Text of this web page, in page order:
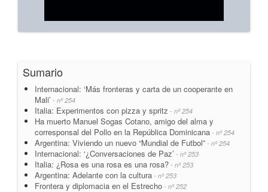
Sumario
Internacional: ‘Más fronteras y carta de un cooperante en
Mali’ - nº 254
Italia: Experimentos con pizza y spritz - nº 254
Ha muerto Manuel Sogas Cotano, amigo del alma y
corresponsal del Pollo en la República Dominicana - nº 254
Argentina: Viviendo un nuevo “Mundial de Futbol” - nº 254
Internacional: ‘¿Conversaciones de Paz’ - nº 253
Italia: ¿Rosa es una rosa es una rosa? - nº 253
Argentina: Adelante con la cultura - nº 253
Frontera y diplomacia en el Estrecho - nº 252